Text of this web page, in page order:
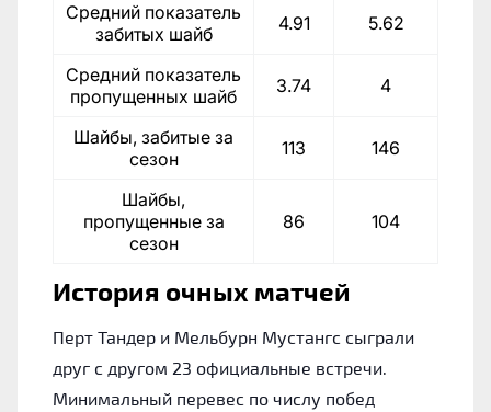
Средний показатель
забитых шайб
4.91 5.62
Средний показатель
пропущенных шайб
3.74 4
Шайбы, забитые за
сезон
113 146
Шайбы,
пропущенные за
сезон
86 104
История очных матчей
Перт Тандер и Мельбурн Мустангс сыграли
друг с другом 23 официальные встречи.
Минимальный перевес по числу побед